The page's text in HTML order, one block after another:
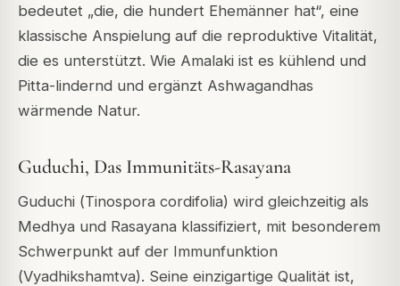
bedeutet „die, die hundert Ehemänner hat“, eine
klassische Anspielung auf die reproduktive Vitalität,
die es unterstützt. Wie Amalaki ist es kühlend und
Pitta-lindernd und ergänzt Ashwagandhas
wärmende Natur.
Guduchi, Das Immunitäts-Rasayana
Guduchi (Tinospora cordifolia) wird gleichzeitig als
Medhya und Rasayana klassifiziert, mit besonderem
Schwerpunkt auf der Immunfunktion
(Vyadhikshamtva). Seine einzigartige Qualität ist,